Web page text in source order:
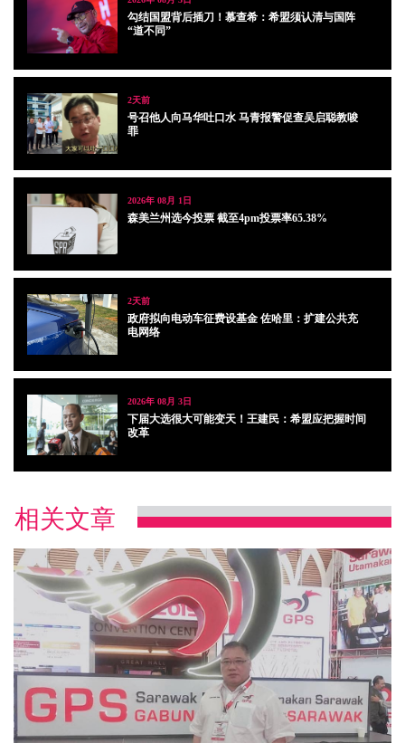
勾结国盟背后插刀！慕查希：希盟须认清与国阵
“道不同”
2天前
号召他人向马华吐口水 马青报警促查吴启聪教唆
罪
2026年 08月 1日
森美兰州选今投票 截至4pm投票率65.38%
2天前
政府拟向电动车征费设基金 佐哈里：扩建公共充
电网络
2026年 08月 3日
下届大选很大可能变天！王建民：希盟应把握时间
改革
相关文章